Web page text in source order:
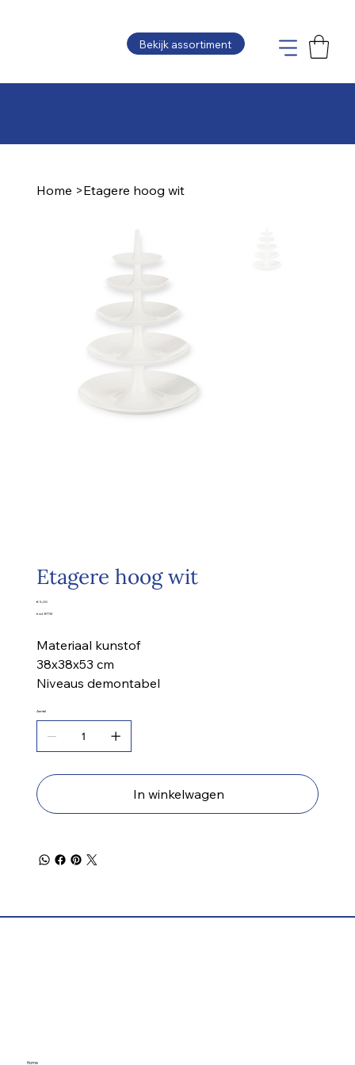
Bekijk assortiment
Home >Etagere hoog wit
Etagere hoog wit
Prijs
€ 5,00
excl. BTW
Materiaal kunstof
38x38x53 cm
Niveaus demontabel
Aantal
In winkelwagen
Home